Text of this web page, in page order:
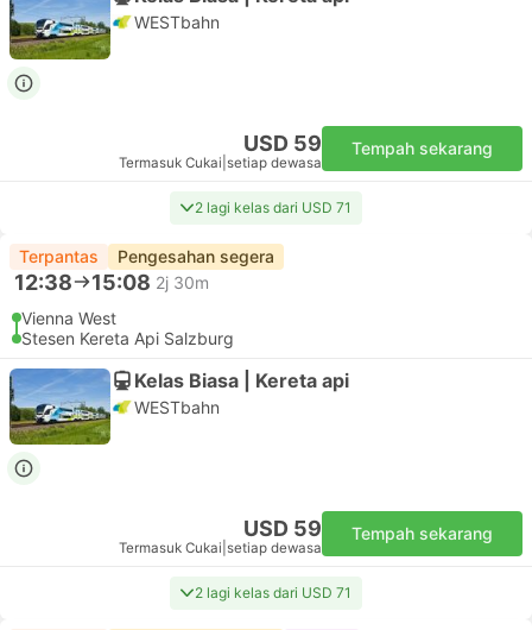
WESTbahn
USD 59
Termasuk Cukai setiap dewasa
Tempah sekarang
2 lagi kelas dari USD 71
Terpantas Pengesahan segera
12:38 15:08 2j 30m
Vienna West
Stesen Kereta Api Salzburg
Kelas Biasa | Kereta api
WESTbahn
USD 59
Termasuk Cukai setiap dewasa
Tempah sekarang
2 lagi kelas dari USD 71